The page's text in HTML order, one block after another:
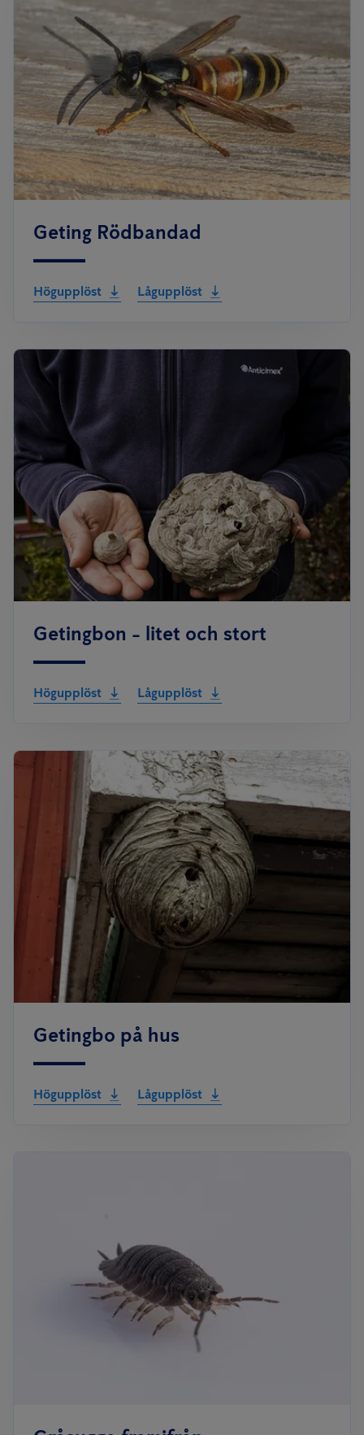
Geting Rödbandad
Högupplöst Lågupplöst
Getingbon - litet och stort
Högupplöst Lågupplöst
Getingbo på hus
Högupplöst Lågupplöst